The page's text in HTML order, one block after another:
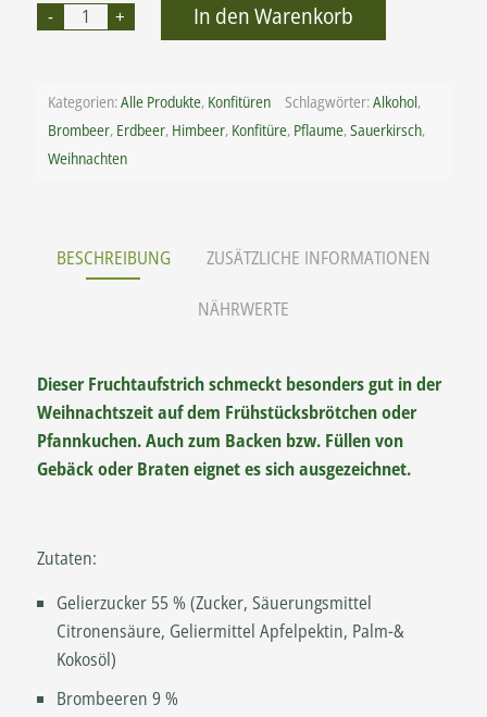
In den Warenkorb
Kategorien:Alle Produkte, Konfitüren Schlagwörter:Alkohol,
Brombeer, Erdbeer, Himbeer, Konfitüre, Pflaume,Sauerkirsch,
Weihnachten
BESCHREIBUNG ZUSÄTZLICHE INFORMATIONEN
NÄHRWERTE
Dieser Fruchtaufstrich schmeckt besonders gut in der
Weihnachtszeit auf dem Frühstücksbrötchen oder
Pfannkuchen. Auch zum Backen bzw. Füllen von
Gebäck oder Braten eignet es sich ausgezeichnet.
Zutaten:
Gelierzucker 55 % (Zucker, Säuerungsmittel
Citronensäure, Geliermittel Apfelpektin, Palm-&
Kokosöl)
Brombeeren 9 %